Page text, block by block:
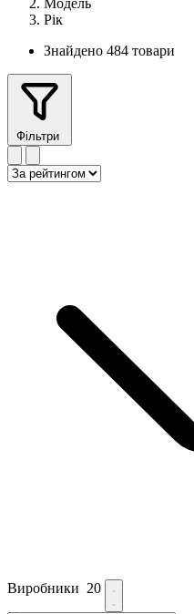
Модель
Рік
Знайдено 484 товари
Фільтри
Виробники 20